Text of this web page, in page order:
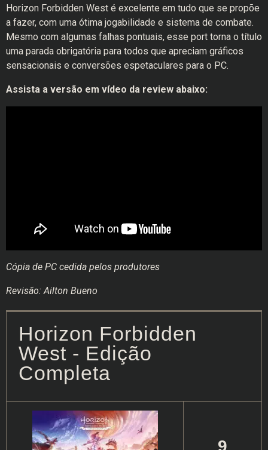
Horizon Forbidden West é excelente em tudo que se propõe
a fazer, com uma ótima jogabilidade e sistema de combate.
Mesmo com algumas falhas pontuais, esse port torna o título
uma parada obrigatória para todos que apreciam gráficos
sensacionais e conversões espetaculares para o PC.
Assista a versão em vídeo da review abaixo:
Cópia de PC cedida pelos produtores
Revisão: Ailton Bueno
Horizon Forbidden
West - Edição
Completa
9